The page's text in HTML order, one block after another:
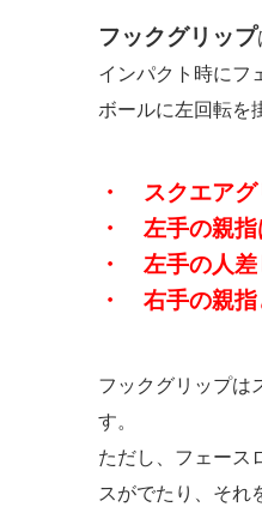
フックグリップ
インパクト時にフ
ボールに左回転を
・ スクエアグ
・ 左手の親指
・ 左手の人差
・ 右手の親指
フックグリップは
す。
ただし、フェース
スがでたり、それ